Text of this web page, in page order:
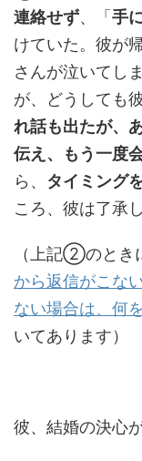
連絡せず、「手
けていた。彼が
さんが泣いてし
が、どうしても
れ話も出たが、
伝え、もう一度
ら、 タイミング
ころ、彼は了承
（上記②のとき
から返信がこな
ない場合は、何
いてあります）
彼、結婚の決心